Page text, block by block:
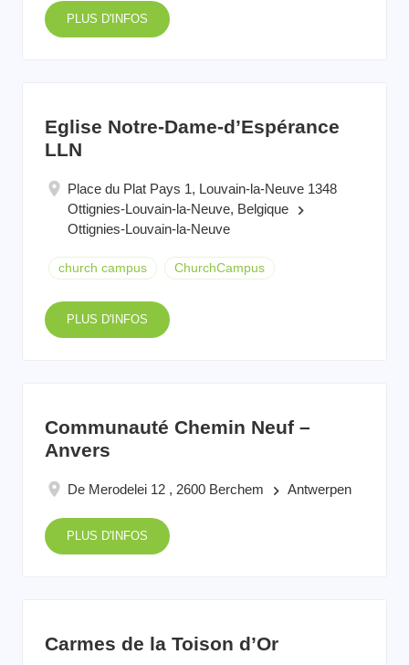
PLUS D'INFOS
Eglise Notre-Dame-d’Espérance
LLN
Place du Plat Pays 1, Louvain-la-Neuve 1348
Ottignies-Louvain-la-Neuve, Belgique
keyboard_arrow_right
Ottignies-Louvain-la-Neuve
church campus ChurchCampus
PLUS D'INFOS
Communauté Chemin Neuf –
Anvers
De Merodelei 12 , 2600 Berchem keyboard_arrow_right Antwerpen
PLUS D'INFOS
Carmes de la Toison d’Or